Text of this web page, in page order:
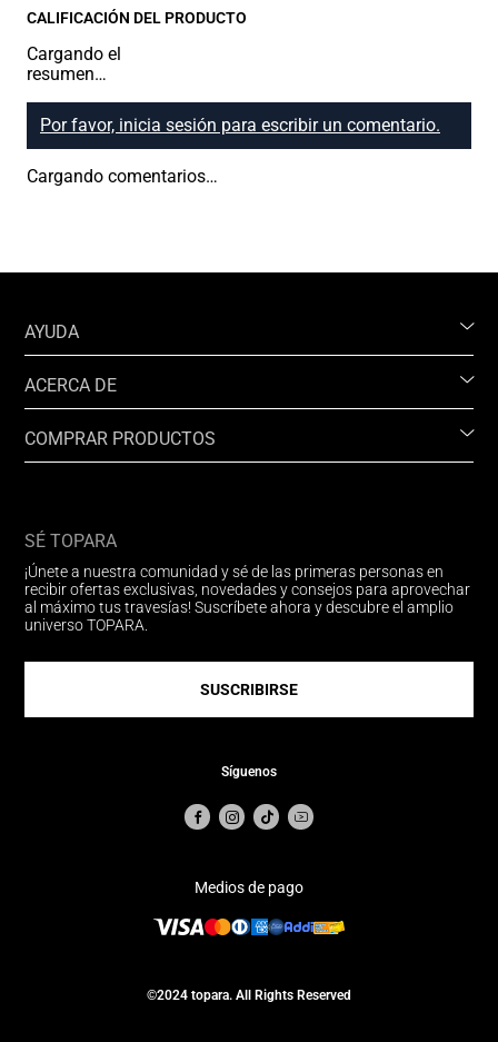
CALIFICACIÓN DEL PRODUCTO
Cargando el
resumen…
Por favor, inicia sesión para escribir un comentario.
Cargando comentarios…
AYUDA
ACERCA DE
COMPRAR PRODUCTOS
SÉ TOPARA
¡Únete a nuestra comunidad y sé de las primeras personas en
recibir ofertas exclusivas, novedades y consejos para aprovechar
al máximo tus travesías! Suscríbete ahora y descubre el amplio
universo TOPARA.
SUSCRIBIRSE
Síguenos
Medios de pago
©2024 topara. All Rights Reserved